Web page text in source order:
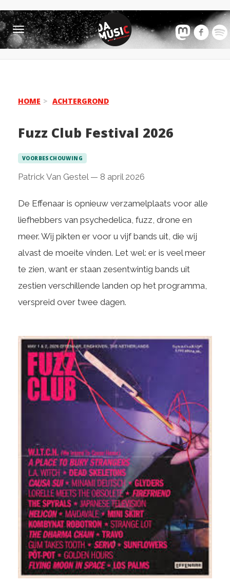
Toggle
navigation
HOME ACHTERGROND
Fuzz Club Festival 2026
VOORBESCHOUWING
Patrick Van Gestel— 8 april 2026
De Effenaar is opnieuw verzamelplaats voor alle
liefhebbers van psychedelica, fuzz, drone en
meer. Wij pikten er voor u vijf bands uit, die wij
alvast de moeite vinden. Let wel: er is veel meer
te zien, want er staan zesentwintig bands uit
zestien verschillende landen op het programma,
verspreid over twee dagen.